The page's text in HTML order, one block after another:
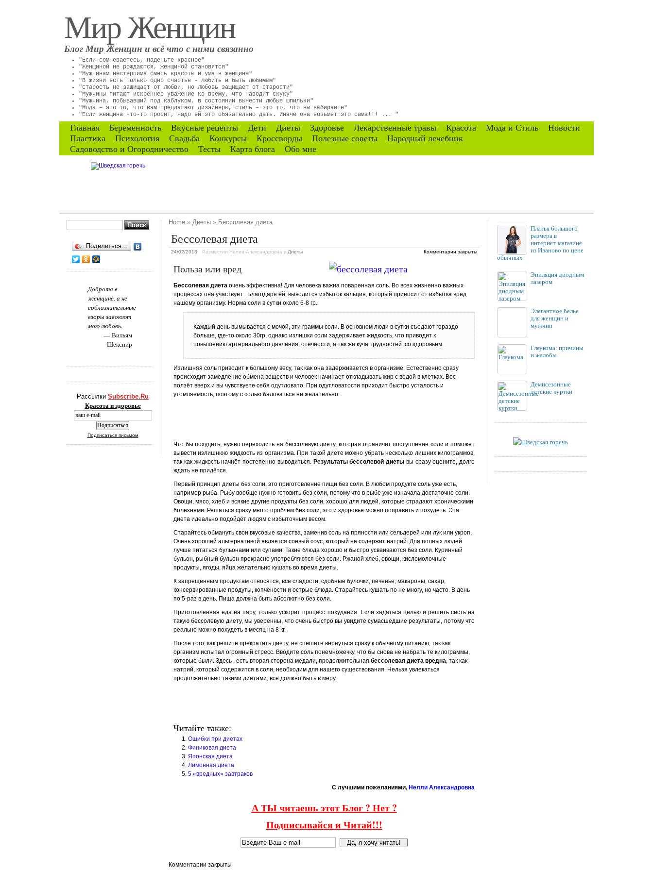
Мир Женщин
Блог Мир Женщин и всё что с ними связанно
"Если сомневаетесь, наденьте красное"
"Женщиной не рождаются, женщиной становятся"
"Мужчинам нестерпима смесь красоты и ума в женщине"
"В жизни есть только одно счастье - любить и быть любимым"
"Старость не защищает от Любви, но Любовь защищает от старости"
"Мужчины питают искреннее уважение ко всему, что наводит скуку"
"Мужчина, побывавший под каблуком, в состоянии вынести любые шпильки"
"Мода – это то, что вам предлагают дизайнеры, стиль – это то, что вы выбираете"
"Если женщина что-то просит, надо ей это обязательно дать. Иначе она возьмет это сама!!! ... "
Главная Беременность Вкусные рецепты Дети Диеты Здоровье Лекарственные травы Красота Мода и Стиль
Новости
Пластика
Психология Свадьба Конкурсы Кроссворды Полезные советы
Народный лечебник
Садоводство и Огородничество
Тесты Карта блога Обо мне
Home » Диеты » Бессолевая диета
Бессолевая диета
24/02/2013 Разместил Нелли Александровна в Диеты Комментарии закрыты
Польза или вред
Бессолевая диета очень эффективна! Для человека важна поваренная соль. Во всех жизненно важных
процессах она участвует . Благодаря ей, выводится избыток кальция, который приносит от избытка вред
нашему организму. Норма соли в сутки около 6-8 гр.
Каждый день вымывается с мочой, эти граммы соли. В основном люди в сутки съедают гораздо
больше, где-то около 30гр, однако излишки соли задерживает жидкость, что приводит к
повышению артериального давления, отёчности, а так же куча трудностей со здоровьем.
Излишняя соль приводит к большому весу, так как она задерживается в организме. Естественно сразу
происходит замедление обмена веществ и человек начинает откладывать жир с водой в клетках. Вес
ползёт вверх и вы чувствуете себя одутловато. При одутловатости приходит быстро усталость и
утомляемость, поэтому с солью баловаться не желательно.
Что бы похудеть, нужно переходить на бессолевую диету, которая ограничит поступление соли и поможет
вывести излишнюю жидкость из организма. При такой диете можно убрать несколько лишних килограммов,
так как жидкость начнёт постепенно выводиться. Результаты бессолевой диеты вы сразу оцените, долго
ждать не придётся.
Первый принцип диеты без соли, это приготовление пищи без соли. В любом продукте соль уже есть,
например рыба. Рыбу вообще нужно готовить без соли, потому что в рыбе уже изначала достаточно соли.
Овощи, мясо, хлеб и всякие другие продукты без соли, хорошо для людей, которые страдают хроническими
болезнями. Решаться сразу много проблем без соли, это и здоровье можно поправить и похудеть. Эта
диета идеально подойдёт людям с избыточным весом.
Старайтесь обмануть свои вкусовые качества, заменив соль на пряности или сельдерей или лук или укроп.
Очень хорошей альтернативой является соевый соус, который не содержит натрий. Для полных людей
лучше питаться бульонами или супами. Такие блюда хорошо и быстро усваиваются без соли. Куринный
бульон, рыбный бульон прекрасно употребляются без соли. Ржаной хлеб, овощи, кисломолочные
продукты, ягоды, яйца желательно кушать во время диеты.
К запрещённым продуктам относятся, все сладости, сдобные булочки, печенье, макароны, сахар,
консервированные продуты, копчёности и острые блюда. Старайтесь кушать по не многу, но часто. В день
по 5-раз в день. Пища должна быть абсолютно без соли.
Приготовленная еда на пару, только ускорит процесс похудания. Если задаться целью и решить сесть на
такую бессолевую диету, мы уверенны, что очень быстро вы увидите сумасшедшие результаты, потому что
реально можно похудеть в месяц на 8 кг.
После того, как решите прекратить диету, не спешите вернуться сразу к обычному питанию, так как
организм испытал огромный стресс. Вводите соль понемножечку, что бы снова не набрать те килограммы,
которые были. Здесь , есть вторая сторона медали, продолжительная бессолевая диета вредна, так как
натрий, который содержится в соли, необходим для нашего существования. Нельзя увлекаться
продолжительно такими диетами, всё должно быть в меру.
Читайте также:
Ошибки при диетах
Финиковая диета
Японская диета
Лимонная диета
5 «вредных» завтраков
C лучшими пожеланиями, Нелли Александровна
А ТЫ читаешь этот Блог ? Нет ?
Подписывайся и Читай!!!
Комментарии закрыты
Поделиться…
Доброта в
женщине, а не
соблазнительные
взоры завоюют
мою любовь.
Вильям
Шекспир
Рассылки Subscribe.Ru
Красота и здоровье
Подписаться письмом
Платья большого
размера в
интернет-магазине
из Иваново по цене
обычных
Эпиляция диодным
лазером
Элегантное белье
для женщин и
мужчин
Глаукома: причины
и жалобы
Демисезонные
детские куртки